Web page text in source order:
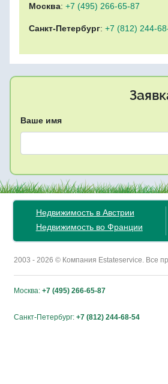
Москва: +7 (495) 266-65-87
Санкт-Петербург: +7 (812) 244-
Ваше имя
Недвижимость в Австрии
Недвижимость во Франции
2003 - 2026 © Компания Estateservice. Все
Москва: +7 (495) 266-65-87
Санкт-Петербург: +7 (812) 244-68-54